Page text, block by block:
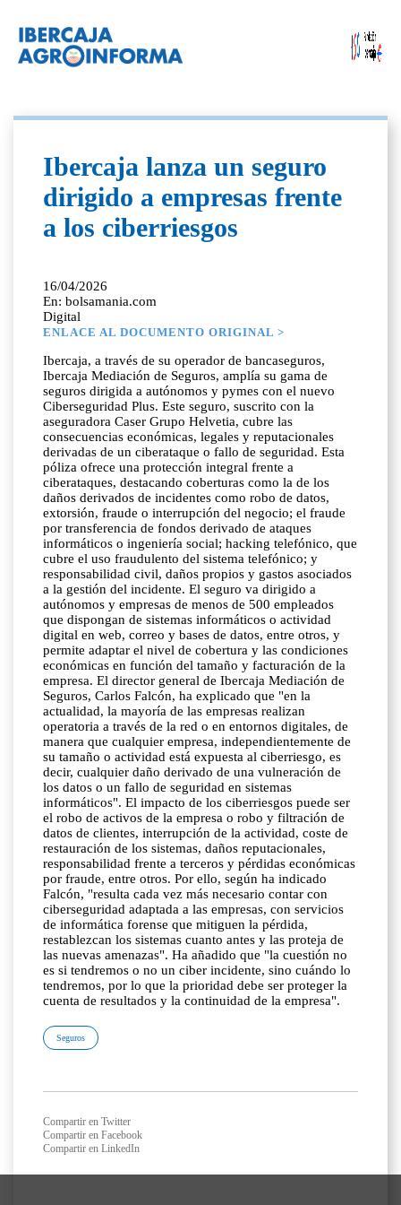
Ibercaja lanza un seguro
dirigido a empresas frente
a los ciberriesgos
16/04/2026
En: bolsamania.com
Digital
ENLACE AL DOCUMENTO ORIGINAL >
Ibercaja, a través de su operador de bancaseguros,
Ibercaja Mediación de Seguros, amplía su gama de
seguros dirigida a autónomos y pymes con el nuevo
Ciberseguridad Plus. Este seguro, suscrito con la
aseguradora Caser Grupo Helvetia, cubre las
consecuencias económicas, legales y reputacionales
derivadas de un ciberataque o fallo de seguridad. Esta
póliza ofrece una protección integral frente a
ciberataques, destacando coberturas como la de los
daños derivados de incidentes como robo de datos,
extorsión, fraude o interrupción del negocio; el fraude
por transferencia de fondos derivado de ataques
informáticos o ingeniería social; hacking telefónico, que
cubre el uso fraudulento del sistema telefónico; y
responsabilidad civil, daños propios y gastos asociados
a la gestión del incidente. El seguro va dirigido a
autónomos y empresas de menos de 500 empleados
que dispongan de sistemas informáticos o actividad
digital en web, correo y bases de datos, entre otros, y
permite adaptar el nivel de cobertura y las condiciones
económicas en función del tamaño y facturación de la
empresa. El director general de Ibercaja Mediación de
Seguros, Carlos Falcón, ha explicado que "en la
actualidad, la mayoría de las empresas realizan
operatoria a través de la red o en entornos digitales, de
manera que cualquier empresa, independientemente de
su tamaño o actividad está expuesta al ciberriesgo, es
decir, cualquier daño derivado de una vulneración de
los datos o un fallo de seguridad en sistemas
informáticos". El impacto de los ciberriesgos puede ser
el robo de activos de la empresa o robo y filtración de
datos de clientes, interrupción de la actividad, coste de
restauración de los sistemas, daños reputacionales,
responsabilidad frente a terceros y pérdidas económicas
por fraude, entre otros. Por ello, según ha indicado
Falcón, "resulta cada vez más necesario contar con
ciberseguridad adaptada a las empresas, con servicios
de informática forense que mitiguen la pérdida,
restablezcan los sistemas cuanto antes y las proteja de
las nuevas amenazas". Ha añadido que "la cuestión no
es si tendremos o no un ciber incidente, sino cuándo lo
tendremos, por lo que la prioridad debe ser proteger la
cuenta de resultados y la continuidad de la empresa".
Seguros
Compartir en Twitter
Compartir en Facebook
Compartir en LinkedIn